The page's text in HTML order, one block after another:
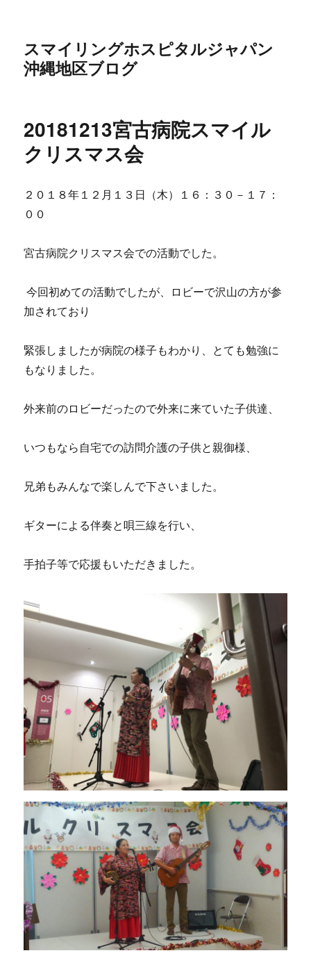
スマイリングホスピタルジャパン
沖縄地区ブログ
20181213宮古病院スマイル
クリスマス会
２０１８年１２月１３日（木）１６：３０－１７：
００
宮古病院クリスマス会での活動でした。
今回初めての活動でしたが、ロビーで沢山の方が参
加されており
緊張しましたが病院の様子もわかり、とても勉強に
もなりました。
外来前のロビーだったので外来に来ていた子供達、
いつもなら自宅での訪問介護の子供と親御様、
兄弟もみんなで楽しんで下さいました。
ギターによる伴奏と唄三線を行い、
手拍子等で応援もいただきました。